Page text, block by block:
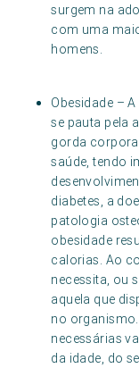
surgem na
com uma
homens.
Obesidade –
se pauta pela
gorda
saúde, tendo
diabetes, a
patologia
obesidade
calorias. Ao
necessita, ou
aquela que
no
necessárias
da idade, do